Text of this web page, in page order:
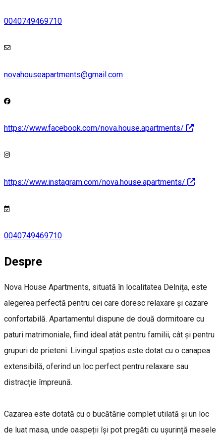
0040749469710
novahouseapartments@gmail.com
https://www.facebook.com/nova.house.apartments/
https://www.instagram.com/nova.house.apartments/
0040749469710
Despre
Nova House Apartments, situată în localitatea Delnița, este
alegerea perfectă pentru cei care doresc relaxare și cazare
confortabilă. Apartamentul dispune de două dormitoare cu
paturi matrimoniale, fiind ideal atât pentru familii, cât și pentru
grupuri de prieteni. Livingul spațios este dotat cu o canapea
extensibilă, oferind un loc perfect pentru relaxare sau
distracție împreună.
Cazarea este dotată cu o bucătărie complet utilată și un loc
de luat masa, unde oaspeții își pot pregăti cu ușurință mesele